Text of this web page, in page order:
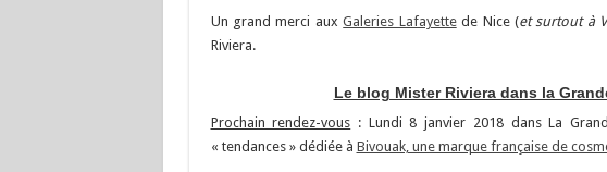
Un grand merci auxGaleries Lafayettede Nice (et surtout à
Riviera.
Le blog Mister Riviera dans la
Prochain rendez-vous : Lundi 8 janvier 2018 dans La
« tendances » dédiée à Bivouak, une marque française de